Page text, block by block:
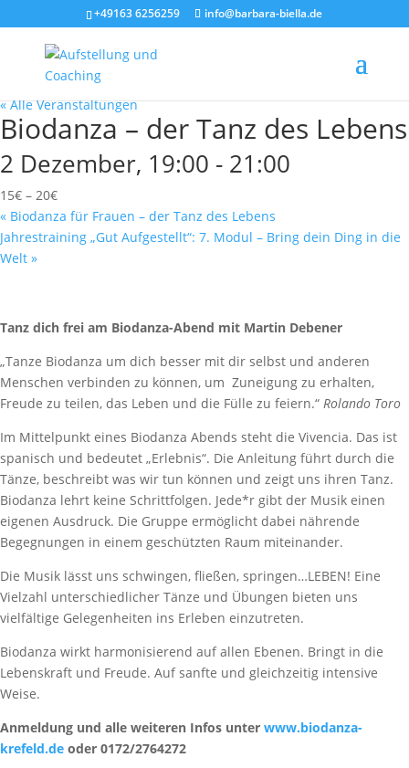
+49163 6256259 info@barbara-biella.de
« Alle Veranstaltungen
Biodanza – der Tanz des Lebens
2 Dezember, 19:00 - 21:00
15€ – 20€
« Biodanza für Frauen – der Tanz des Lebens
Jahrestraining „Gut Aufgestellt“: 7. Modul – Bring dein Ding in die
Welt »
Tanz dich frei am Biodanza-Abend mit Martin Debener
„Tanze Biodanza um dich besser mit dir selbst und anderen
Menschen verbinden zu können, um Zuneigung zu erhalten,
Freude zu teilen, das Leben und die Fülle zu feiern.“ Rolando Toro
Im Mittelpunkt eines Biodanza Abends steht die Vivencia. Das ist
spanisch und bedeutet „Erlebnis“. Die Anleitung führt durch die
Tänze, beschreibt was wir tun können und zeigt uns ihren Tanz.
Biodanza lehrt keine Schrittfolgen. Jede*r gibt der Musik einen
eigenen Ausdruck. Die Gruppe ermöglicht dabei nährende
Begegnungen in einem geschützten Raum miteinander.
Die Musik lässt uns schwingen, fließen, springen…LEBEN! Eine
Vielzahl unterschiedlicher Tänze und Übungen bieten uns
vielfältige Gelegenheiten ins Erleben einzutreten.
Biodanza wirkt harmonisierend auf allen Ebenen. Bringt in die
Lebenskraft und Freude. Auf sanfte und gleichzeitig intensive
Weise.
Anmeldung und alle weiteren Infos unter www.biodanza-
krefeld.de oder 0172/2764272